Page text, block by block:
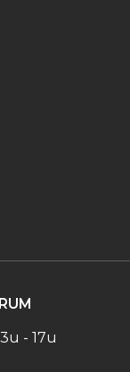
- 17u